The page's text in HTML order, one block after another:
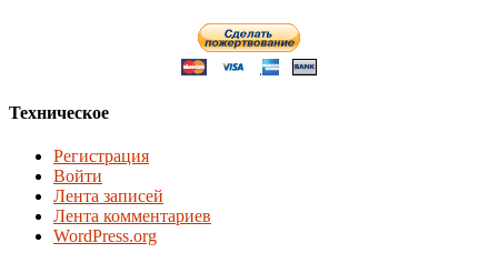
Техническое
Регистрация
Войти
Лента записей
Лента комментариев
WordPress.org